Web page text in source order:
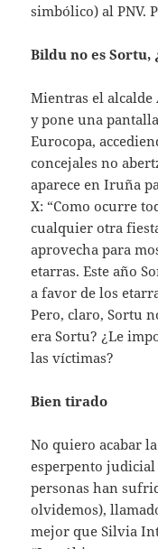
simbólico) al PNV.
Bildu no es Sortu,
Mientras el
y pone una
Eurocopa,
concejales no
aparece en Iruña
X: “Como ocurre
cualquier otra
aprovecha para
etarras. Este año
a favor de los
Pero, claro, Sortu
era Sortu? ¿Le
las víctimas?
Bien tirado
No quiero acabar
esperpento
personas han
olvidemos),
mejor que Silvia